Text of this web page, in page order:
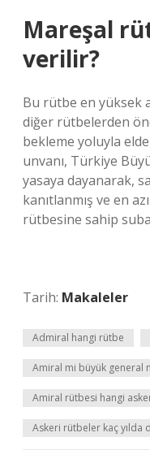
Mareşal
verilir?
Bu rütbe en yüksek
diğer rütbelerden
bekleme yoluyla
unvanı, Türkiye
yasaya dayanarak,
kanıtlanmış ve en
rütbesine sahip
Tarih: Makaleler
Admiral hangi rütbe
Amiral mi büyük general
Amiral rütbesi hangi
Askeri rütbeler kaç yılda